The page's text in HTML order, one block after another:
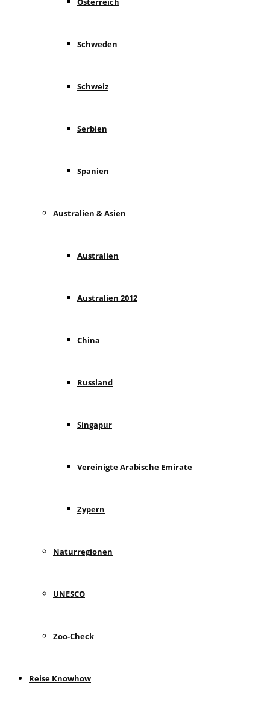
Schweden
Schweiz
Serbien
Spanien
Australien & Asien
Australien
Australien 2012
China
Russland
Singapur
Vereinigte Arabische Emirate
Zypern
Naturregionen
UNESCO
Zoo-Check
Reise Knowhow